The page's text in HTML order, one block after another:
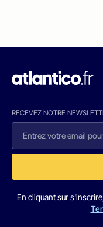
RECEVEZ NOTRE
En cliquant sur